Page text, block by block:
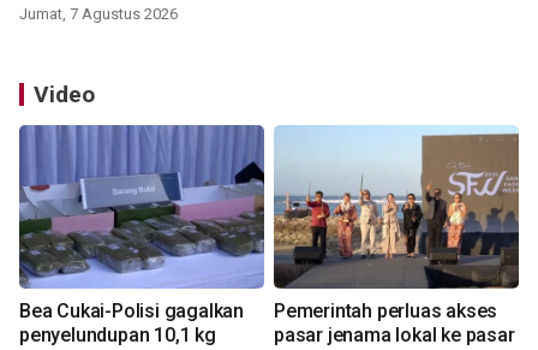
Jumat, 7 Agustus 2026
Video
Bea Cukai-Polisi gagalkan
penyelundupan 10,1 kg
Pemerintah perluas akses
pasar jenama lokal ke pasar